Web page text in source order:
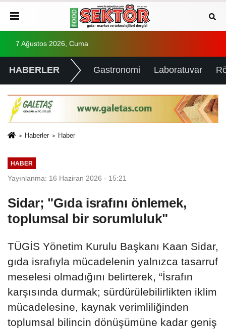
7 Ağustos 2026, Cuma
HABERLER Gastronomi Laboratuvar
Haberler Haber
HABER
Yayınlanma: 16 Haziran 2026 - 15:21
Sidar; "Gıda israfını önlemek,
toplumsal bir sorumluluk"
TÜGİS Yönetim Kurulu Başkanı Kaan Sidar,
gıda israfıyla mücadelenin yalnızca tasarruf
meselesi olmadığını belirterek, “İsrafın
karşısında durmak; sürdürülebilirlikten iklim
mücadelesine, kaynak verimliliğinden
toplumsal bilincin dönüşümüne kadar geniş